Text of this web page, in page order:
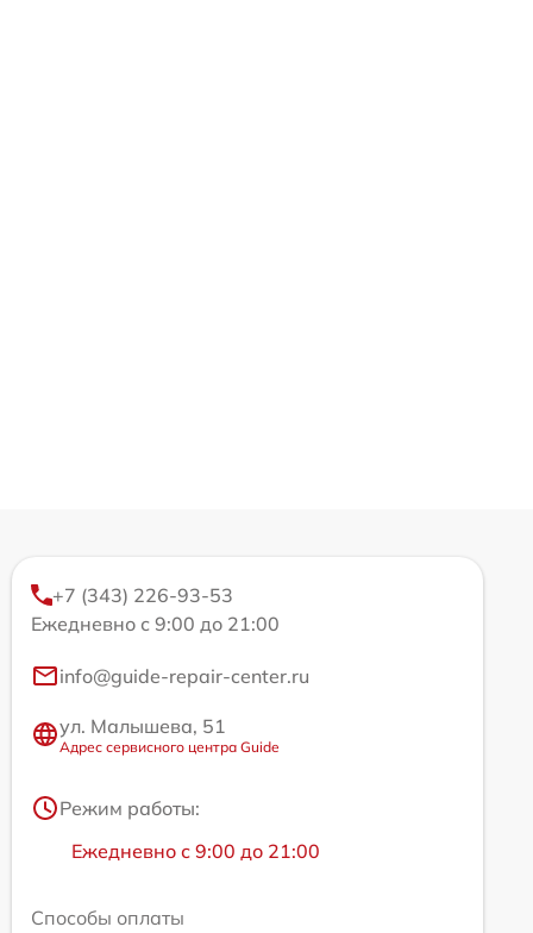
+7 (343) 226-93-53
Ежедневно с 9:00 до 21:00
info@guide-repair-center.ru
ул. Малышева, 51
Адрес сервисного центра Guide
Режим работы:
Ежедневно с 9:00 до 21:00
Способы оплаты